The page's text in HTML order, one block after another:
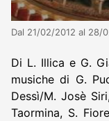
Dal 21/02/2012 al 28/
Di L. Illica e G.
musiche di G.
Dessì/M. Josè
Taormina, S.